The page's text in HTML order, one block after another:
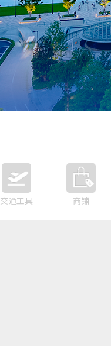
交通工具 商铺